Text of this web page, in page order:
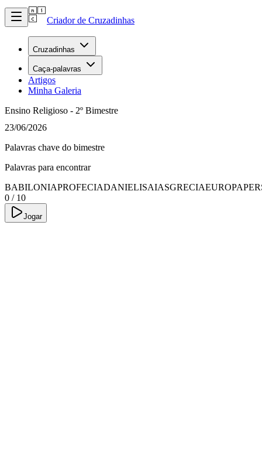
Criador de Cruzadinhas
Cruzadinhas
Caça-palavras
Artigos
Minha Galeria
Ensino Religioso - 2º Bimestre
23/06/2026
Palavras chave do bimestre
Palavras para encontrar
BABILONIAPROFECIADANIELISAIASGRECIAEUROPA
0 / 10
Jogar